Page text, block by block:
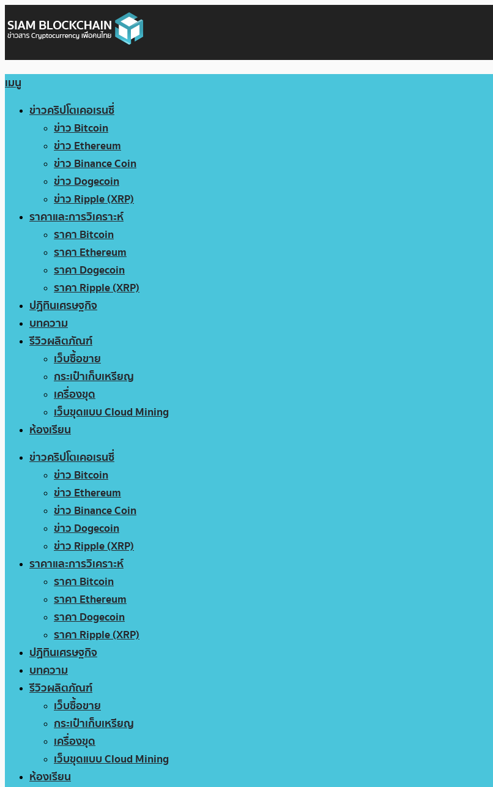
เมนู
ข่าวคริปโตเคอเรนซี่
ข่าว Bitcoin
ข่าว Ethereum
ข่าว Binance Coin
ข่าว Dogecoin
ข่าว Ripple (XRP)
ราคาและการวิเคราะห์
ราคา Bitcoin
ราคา Ethereum
ราคา Dogecoin
ราคา Ripple (XRP)
ปฏิทินเศรษฐกิจ
บทความ
รีวิวผลิตภัณฑ์
เว็บซื้อขาย
กระเป๋าเก็บเหรียญ
เครื่องขุด
เว็บขุดแบบ Cloud Mining
ห้องเรียน
ข่าวคริปโตเคอเรนซี่
ข่าว Bitcoin
ข่าว Ethereum
ข่าว Binance Coin
ข่าว Dogecoin
ข่าว Ripple (XRP)
ราคาและการวิเคราะห์
ราคา Bitcoin
ราคา Ethereum
ราคา Dogecoin
ราคา Ripple (XRP)
ปฏิทินเศรษฐกิจ
บทความ
รีวิวผลิตภัณฑ์
เว็บซื้อขาย
กระเป๋าเก็บเหรียญ
เครื่องขุด
เว็บขุดแบบ Cloud Mining
ห้องเรียน